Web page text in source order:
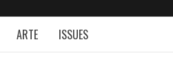
ARTE ISSUES